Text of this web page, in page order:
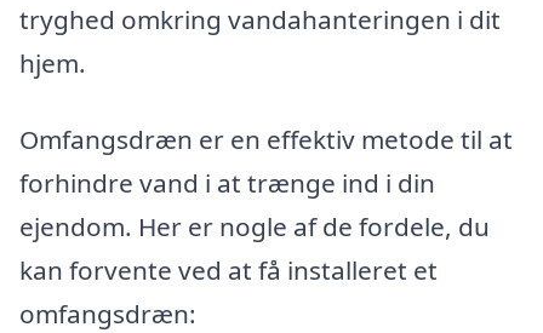
tryghed omkring vandahanteringen i dit
hjem.
Omfangsdræn er en effektiv metode til at
forhindre vand i at trænge ind i din
ejendom. Her er nogle af de fordele, du
kan forvente ved at få installeret et
omfangsdræn: